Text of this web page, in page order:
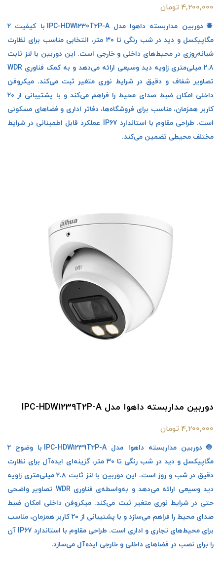
4,200,000 تومان
🌐 دوربین مداربسته داهوا مدل IPC-HDW1230T2P-A با کیفیت ۲
مگاپیکسل و دید در شب رنگی تا ۳۰ متر، انتخابی مناسب برای نظارت
شبانه‌روزی در محیط‌های داخلی و خارجی است. این دوربین با لنز ثابت
۲.۸ میلی‌متری زاویه دید وسیعی ارائه می‌دهد و به کمک فناوری WDR
تصاویر شفاف و دقیق در شرایط نوری متغیر ثبت می‌کند. میکروفن
داخلی امکان ضبط صدای محیط را فراهم می‌کند و با پشتیبانی از ۲۰
کاربر همزمان، مناسب برای فروشگاه‌ها، دفاتر اداری و فضاهای مسکونی
است. طراحی مقاوم با استاندارد IP67 عملکرد قابل اطمینانی در شرایط
مختلف محیطی تضمین می‌کند.
دوربین مداربسته داهوا مدل IPC-HDW1239T2P-A
4,200,000 تومان
🌐 دوربین مداربسته داهوا مدل IPC-HDW1239T2P-A با وضوح ۲
مگاپیکسل و دید در شب رنگی تا ۳۰ متر، گزینه‌ای ایده‌آل برای نظارت
دقیق در شب و روز است. این دوربین با لنز ثابت ۲.۸ میلی‌متری زاویه
دید وسیعی ارائه می‌دهد و به‌واسطه‌ی فناوری WDR تصاویر واضحی
حتی در شرایط نوری متغیر ثبت می‌کند. میکروفن داخلی امکان ضبط
صدای محیط را فراهم می‌سازد و با پشتیبانی از ۲۰ کاربر همزمان، مناسب
برای محیط‌های تجاری و اداری است. طراحی مقاوم با استاندارد IP67 آن
را برای نصب در فضاهای داخلی و خارجی ایده‌آل می‌سازد.